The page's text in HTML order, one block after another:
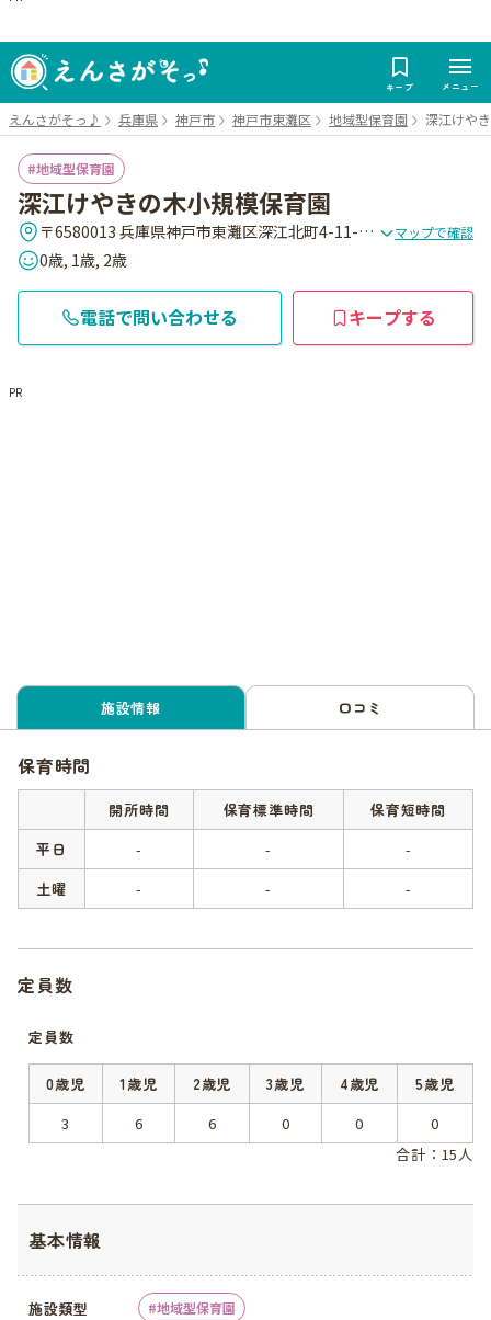
キープ メニュー
えんさがそっ♪ 兵庫県 神戸市 神戸市東灘区 地域型保育園 深江けや
地域型保育園
深江けやきの木小規模保育園
〒6580013 兵庫県神戸市東灘区深江北町4-11-6 ワコーレ深江駅前ハーモニーガーデン1F マップで確認
0歳, 1歳, 2歳
電話で問い合わせる キープする
PR
施設情報 口コミ
保育時間
開所時間 保育標準時間
保育短時間
平日
- -
-
土曜
- - -
定員数
定員数
0歳児 1歳児 2歳児 3歳児 4歳児
5歳児
3
6 6 0 0
0
合計：15人
基本情報
施設類型 地域型保育園